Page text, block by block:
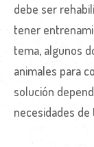
debe ser
tener
tema, algunos
animales para
solución
necesidades